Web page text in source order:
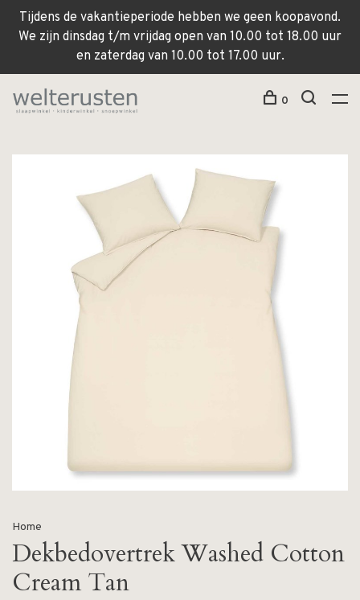
Tijdens de vakantieperiode hebben we geen koopavond.
We zijn dinsdag t/m vrijdag open van 10.00 tot 18.00 uur
en zaterdag van 10.00 tot 17.00 uur.
0
Home
Dekbedovertrek Washed Cotton
Cream Tan